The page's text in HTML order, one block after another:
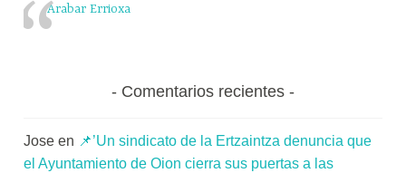
Arabar Errioxa
Comentarios recientes
Jose en 📌’Un sindicato de la Ertzaintza denuncia que
el Ayuntamiento de Oion cierra sus puertas a las